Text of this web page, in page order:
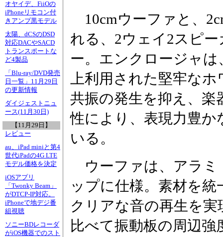
オヤイデ、FiiOの
iPhoneリモコン付
きアンプ黒モデル
太陽、dCSのDSD
対応DACやSACD
トランスポートな
ど4製品
「Blu-ray/DVD発売
日一覧」11月29日
の更新情報
ダイジェストニュ
ース(11月30日)
【11月29日】
レビュー
au、iPad miniと第4
世代iPadの4G LTE
モデル価格を決定
iOSアプリ
「Twonky Beam」
がDTCP-IP対応。
iPhoneで地デジ番
組視聴
ソニーBDレコーダ
がiOS機器でのスト
10cmウーファと、
れる、2ウェイ2スピ
ー。エンクロージャ
上利用された堅牢な
共振の発生を抑え、
性により、表現力豊
いる。
ウーファは、アラミ
ップに仕様。素材を
クリアな音の再生を
比べて振動板の周辺